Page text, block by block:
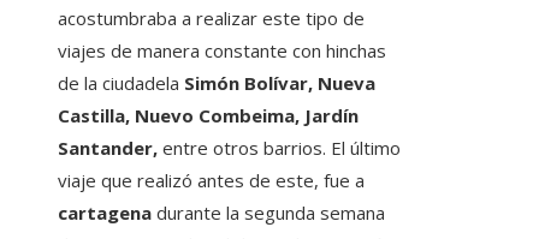
acostumbraba a realizar este tipo de
viajes de manera constante con hinchas
de la ciudadela Simón Bolívar, Nueva
Castilla, Nuevo Combeima, Jardín
Santander, entre otros barrios. El último
viaje que realizó antes de este, fue a
cartagena durante la segunda semana